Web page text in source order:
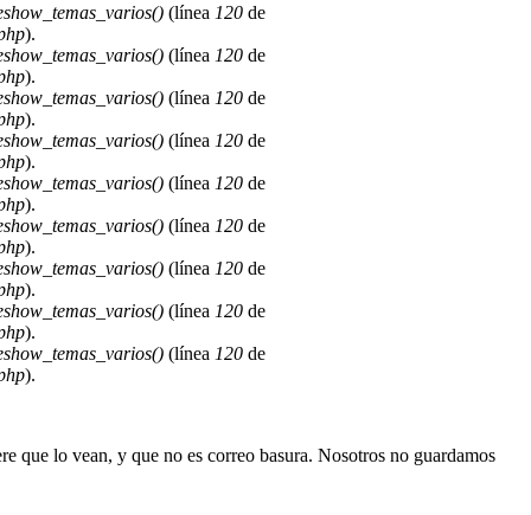
(línea 120de
).
(línea 120de
).
(línea 120de
).
(línea 120de
).
(línea 120de
).
(línea 120de
).
(línea 120de
).
(línea 120de
).
(línea 120de
).
que lo vean, y que no es correo basura. Nosotros no guardamos